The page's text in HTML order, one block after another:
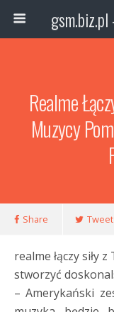
Realme
Muzycy
Share Tweet
realme łączy siły
stworzyć
– Amerykański